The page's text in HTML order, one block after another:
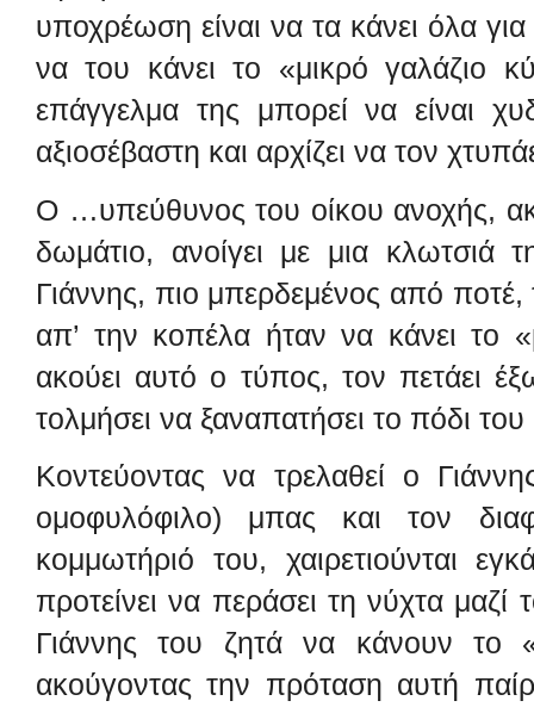
υποχρέωση είναι να τα κάνει όλα για
να του κάνει το «μικρό γαλάζιο
επάγγελμα της μπορεί να είναι
αξιοσέβαστη και αρχίζει να τον
Ο …υπεύθυνος του οίκου ανοχής,
δωμάτιο, ανοίγει με μια κλωτσιά
Γιάννης, πιο μπερδεμένος από ποτέ,
απ’ την κοπέλα ήταν να κάνει το
ακούει αυτό ο τύπος, τον πετάει
τολμήσει να ξαναπατήσει το πόδι του
Κοντεύοντας να τρελαθεί ο
ομοφυλόφιλο) μπας και τον
κομμωτήριό του, χαιρετιούνται
προτείνει να περάσει τη νύχτα μαζί
Γιάννης του ζητά να κάνουν το
ακούγοντας την πρόταση αυτή